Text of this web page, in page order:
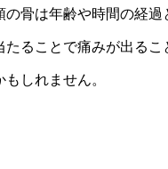
の骨は年齢や時間の経過
ることで痛みが出るこ
しれません。